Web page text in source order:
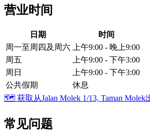
营业时间
日期
时间
周一至周四及周六
上午9:00 - 晚上9:00
周五
上午9:00 - 下午3:00
周日
上午9:00 - 下午3:00
公共假期
休息
🗺️ 获取从Jalan Molek 1/13, Taman
常见问题